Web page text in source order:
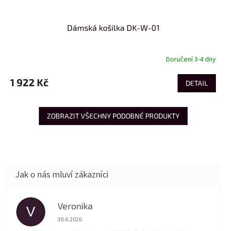
Dámská košilka DK-W-01
Doručení 3-4 dny
1 922 Kč DETAIL
ZOBRAZIT VŠECHNY PODOBNÉ PRODUKTY
V Veronika
Hodnocení obchodu je 5 z 5 hvězdiček.
30.6.2026